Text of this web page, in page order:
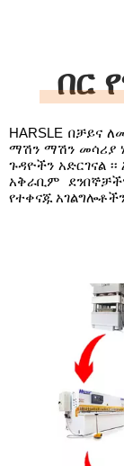
በር
HARSLE በቻይና
ማሽን ማሽን መሳሪያ
ጉዳዮችን አድርገናል
አቅራቢም
የተቀናጁ